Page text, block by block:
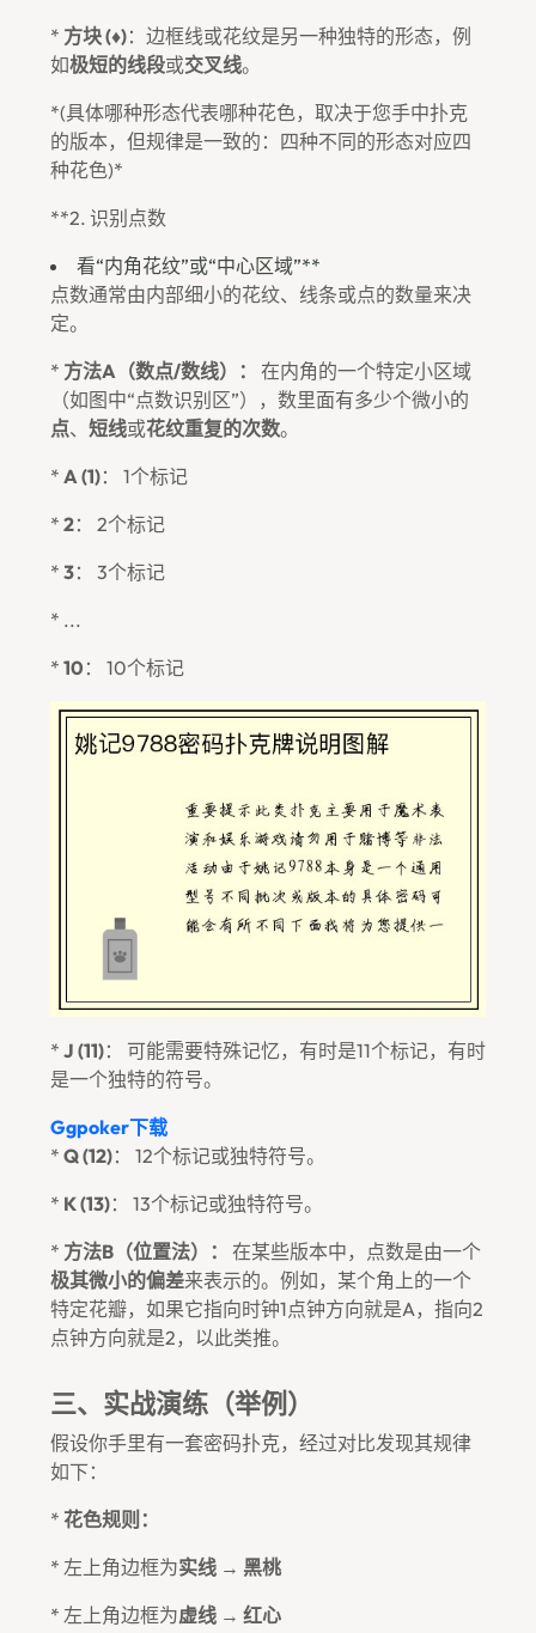
* 方块 (♦)：边框线或花纹是另一种独特的形态，例
如极短的线段或交叉线。
*(具体哪种形态代表哪种花色，取决于您手中扑克
的版本，但规律是一致的：四种不同的形态对应四
种花色)*
**2. 识别点数
看“内角花纹”或“中心区域”**
点数通常由内部细小的花纹、线条或点的数量来决
定。
* 方法A（数点/数线）：
在内角的一个特定小区域
（如图中“点数识别区”），数里面有多少个微小的
点、 短线或花纹重复的次数。
* A (1)： 1个标记
* 2： 2个标记
* 3： 3个标记
* ...
* 10 ： 10个标记
* J (11)： 可能需要特殊记忆，有时是11个标记，有时
是一个独特的符号。
Ggpoker下载
* Q (12)： 12个标记或独特符号。
* K (13)： 13个标记或独特符号。
* 方法B（位置法）：
在某些版本中，点数是由一个
极其微小的偏差来表示的。例如，某个角上的一个
特定花瓣，如果它指向时钟1点钟方向就是A，指向2
点钟方向就是2，以此类推。
三、实战演练（举例）
假设你手里有一套密码扑克，经过对比发现其规律
如下：
* 花色规则：
* 左上角边框为实线 → 黑桃
* 左上角边框为虚线 → 红心